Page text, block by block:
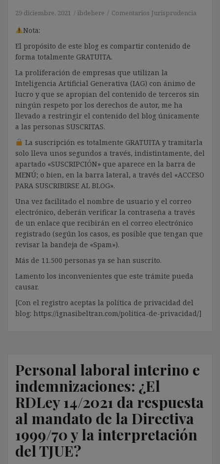
29 diciembre, 2021 ibdehere Comentarios Jurisprudencia
Nota:
El propósito de este blog es compartir contenido de
forma totalmente GRATUITA.
La proliferación de empresas que utilizan la
Inteligencia Artificial Generativa (IAG) con ánimo de
lucro y que se apropian del contenido de terceros sin
ningún respeto por los derechos de autor, me ha
llevado a restringir el contenido del blog únicamente
a las personas SUSCRITAS.
La suscripción es totalmente GRATUITA y tramitarla
solo lleva unos segundos a través, indistintamente, del
apartado «SUSCRIPCIÓN» que aparece en la barra de
MENÚ; o bien, en la barra lateral, a través del «ACCESO
PARA SUSCRIBIRSE AL BLOG».
Una vez facilitado el nombre de usuario y el correo
electrónico, deberán verificar la contraseña a través
de un enlace que recibirán en el correo electrónico
registrado (según los casos, es posible que tengan que
revisar la bandeja de «Spam»).
Más de 11.500 personas ya se han suscrito.
Lamento los inconvenientes que este trámite pueda
causar.
[Con el registro aceptas la política de privacidad del
blog: https://ignasibeltran.com/politica-de-privacidad/]
Personal laboral interino e
indemnizaciones: ¿El
RDLey 14/2021 da respuesta
al mandato de la Directiva
1999/70 y la interpretación
del TJUE?